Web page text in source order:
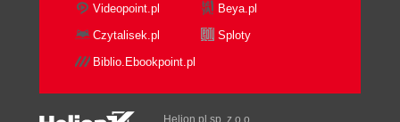
Videopoint.pl
Beya.pl
Czytalisek.pl
Sploty
Biblio.Ebookpoint.pl
Helion.pl sp. z o.o.